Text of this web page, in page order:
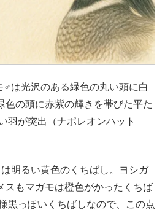
♂は光沢のある緑色の丸い頭に白
色の頭に赤紫の輝きを帯びた平た
羽が突出（ナポレオンハット
明るい黄色のくちばし。ヨシガ
スもマガモは橙色がかったくちば
黒っぽいくちばしなので、この点